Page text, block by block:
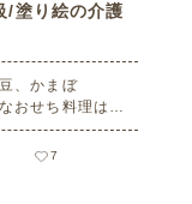
/塗り絵の介護
、かまぼ
おせち料理はな
な色で塗り絵を
ームや
7